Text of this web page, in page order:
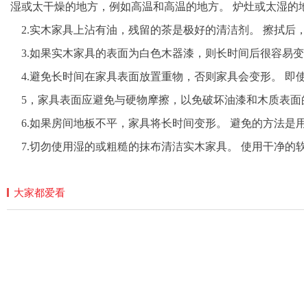
湿或太干燥的地方，例如高温和高温的地方。 炉灶或太湿的
2.实木家具上沾有油，残留的茶是极好的清洁剂。 擦拭后
3.如果实木家具的表面为白色木器漆，则长时间后很容易
4.避免长时间在家具表面放置重物，否则家具会变形。 即
5，家具表面应避免与硬物摩擦，以免破坏油漆和木质表
6.如果房间地板不平，家具将长时间变形。 避免的方法是
7.切勿使用湿的或粗糙的抹布清洁实木家具。 使用干净的
大家都爱看